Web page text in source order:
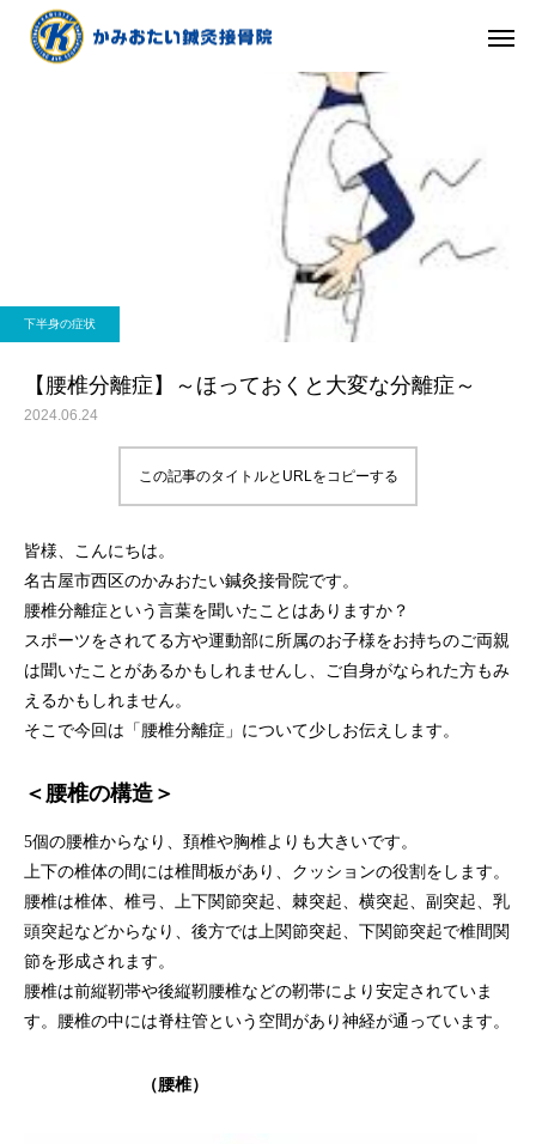
下半身の症状
【腰椎分離症】～ほっておくと大変な分離症～
2024.06.24
この記事のタイトルとURLをコピーする
皆様、こんにちは。
名古屋市西区のかみおたい鍼灸接骨院です。
腰椎分離症という言葉を聞いたことはありますか？
スポーツをされてる方や運動部に所属のお子様をお持ちのご両親
は聞いたことがあるかもしれませんし、ご自身がなられた方もみ
えるかもしれません。
そこで今回は「腰椎分離症」について少しお伝えします。
＜腰椎の構造＞
5個の腰椎からなり、頚椎や胸椎よりも大きいです。
上下の椎体の間には椎間板があり、クッションの役割をします。
腰椎は椎体、椎弓、上下関節突起、棘突起、横突起、副突起、乳
頭突起などからなり、後方では上関節突起、下関節突起で椎間関
節を形成されます。
腰椎は前縦靭帯や後縦靭腰椎などの靭帯により安定されていま
す。腰椎の中には脊柱管という空間があり神経が通っています。
（腰椎）